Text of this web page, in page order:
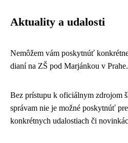
Aktuality a udalosti
Nemôžem vám poskytnúť
dianí na ZŠ pod Marjánkou v Prahe.
Bez prístupu k oficiálnym zdrojom
správam nie je možné poskytnúť
konkrétnych udalostiach či